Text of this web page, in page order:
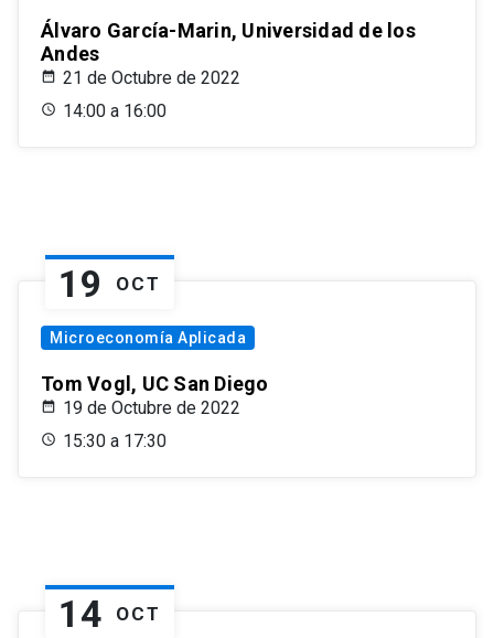
Álvaro García-Marin, Universidad de los
Andes
21 de Octubre de 2022
14:00 a 16:00
19 OCT
Microeconomía Aplicada
Tom Vogl, UC San Diego
19 de Octubre de 2022
15:30 a 17:30
14 OCT